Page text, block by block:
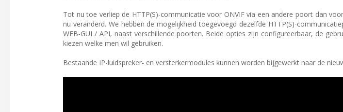
Tot nu toe verliep de HTTP(S)-communicatie voor ONVIF via een andere poort dan
nu veranderd. We hebben de mogelijkheid toegevoegd dezelfde HTTP(S)-
WEB-GUI / API, naast verschillende poorten. Beide opties zijn configureerbaar, de
kiezen welke men wil gebruiken.
Bestaande IP-luidspreker- en versterkermodules kunnen worden bijgewerkt naar de